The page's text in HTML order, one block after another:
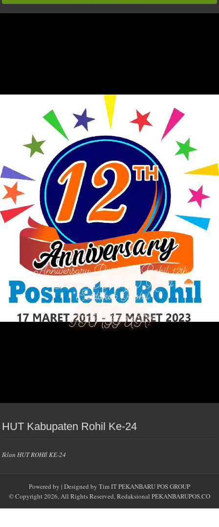
Iklan Ucapan
iklan HUT Rohil Ke-24
Pemutar Video
00:00
00:00
HUT Kabupaten Rohil Ke-24
Iklan HUT ROHIl KE-24
Powered by | Designed by Tim IT PEKANBARU POS GROUP
© Copyright 2026, All Rights Reserved, Redaksional PEKANBARUPOS.CO